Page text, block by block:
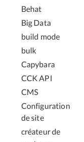
Behat
Big Data
build mode
bulk
Capybara
CCK API
CMS
Configuration
de site
créateur de